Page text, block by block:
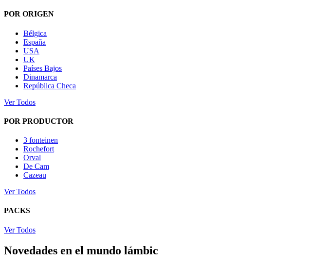
POR ORIGEN
Bélgica
España
USA
UK
Países Bajos
Dinamarca
República Checa
Ver Todos
POR PRODUCTOR
3 fonteinen
Rochefort
Orval
De Cam
Cazeau
Ver Todos
PACKS
Ver Todos
Novedades en el mundo lámbic